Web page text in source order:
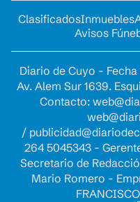
ClasificadosInmuebles
Avisos
Diario de Cuyo -
Av. Alem Sur 1639.
Contacto:
/
264 5045343 -
Secretario de
Mario Romero -